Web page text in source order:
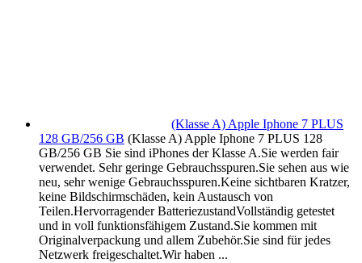
(Klasse A) Apple Iphone 7 PLUS
128 GB/256 GB (Klasse A) Apple Iphone 7 PLUS 128
GB/256 GB Sie sind iPhones der Klasse A.Sie werden fair
verwendet. Sehr geringe Gebrauchsspuren.Sie sehen aus wie
neu, sehr wenige Gebrauchsspuren.Keine sichtbaren Kratzer,
keine Bildschirmschäden, kein Austausch von
Teilen.Hervorragender BatteriezustandVollständig getestet
und in voll funktionsfähigem Zustand.Sie kommen mit
Originalverpackung und allem Zubehör.Sie sind für jedes
Netzwerk freigeschaltet.Wir haben ...